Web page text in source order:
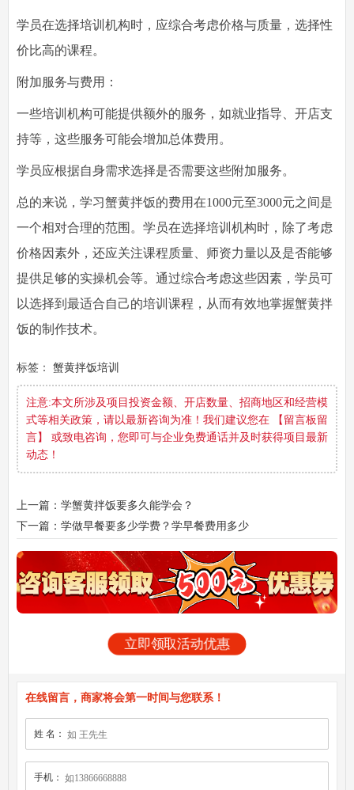
学员在选择培训机构时，应综合考虑价格与质量，选择性
价比高的课程。
附加服务与费用：
一些培训机构可能提供额外的服务，如就业指导、开店支
持等，这些服务可能会增加总体费用。
学员应根据自身需求选择是否需要这些附加服务。
总的来说，学习蟹黄拌饭的费用在1000元至3000元之间是
一个相对合理的范围。学员在选择培训机构时，除了考虑
价格因素外，还应关注课程质量、师资力量以及是否能够
提供足够的实操机会等。通过综合考虑这些因素，学员可
以选择到最适合自己的培训课程，从而有效地掌握蟹黄拌
饭的制作技术。
标签： 蟹黄拌饭培训
注意:本文所涉及项目投资金额、开店数量、招商地区和经营模
式等相关政策，请以最新咨询为准！我们建议您在 【留言板留
言】 或致电咨询，您即可与企业免费通话并及时获得项目最新
动态！
上一篇：学蟹黄拌饭要多久能学会？
下一篇：学做早餐要多少学费？学早餐费用多少
立即领取活动优惠
在线留言，商家将会第一时间与您联系！
姓 名：
手机：